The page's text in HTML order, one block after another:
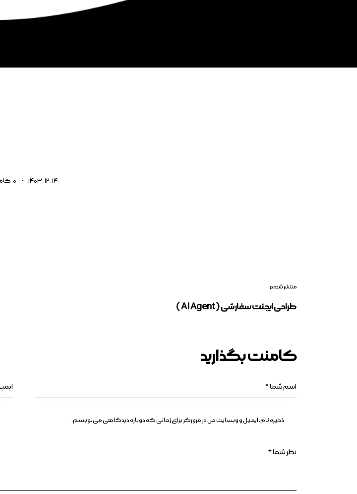
1403-12-14
0
منتشر شده در
طراحی ایجنت سفارشی ( AI Agent )
کامنت بگذارید
ذخیره نام، ایمیل و وبسایت من در مرورگر برای زمانی که دوباره دیدگاهی می‌نویسم.